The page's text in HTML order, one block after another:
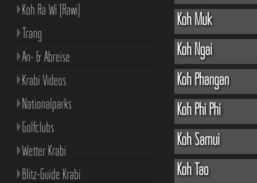
Koh Muk
Koh Ngai
Koh Phangan
Koh Phi Phi
Koh Samui
Koh Tao
Koh Ra Wi (Rawi)
Trang
An- & Abreise
Krabi Videos
Nationalparks
Golfclubs
Wetter Krabi
Blitz-Guide Krabi